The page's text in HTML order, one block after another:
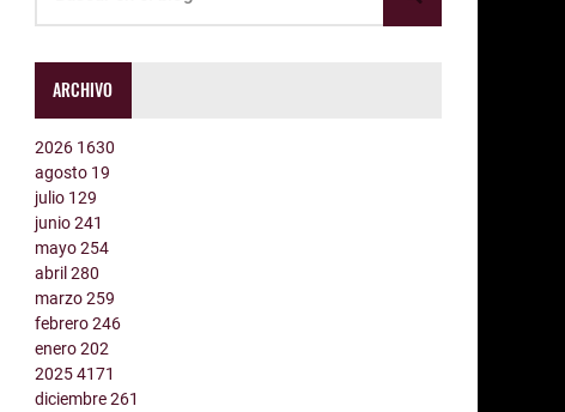
ARCHIVO
2026 1630
agosto 19
julio 129
junio241
mayo254
abril280
marzo259
febrero246
enero202
20254171
diciembre261